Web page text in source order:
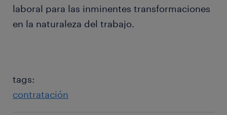
laboral para las inminentes transformaciones
en la naturaleza del trabajo.
tags:
contratación